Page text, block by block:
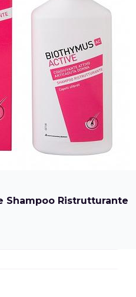
Shampoo Ristrutturante